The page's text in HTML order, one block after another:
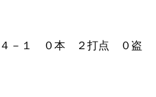
本 ２打点 ０盗